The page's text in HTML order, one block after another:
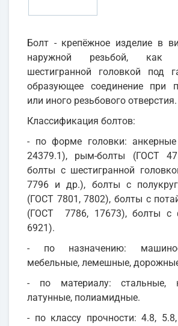
Болт - крепёжное изделие в
наружной резьбой, как
шестигранной головкой под
образующее соединение при
или иного резьбового отверстия.
Классификация болтов:
- по форме головки:
24379.1), рым-болты (ГОСТ
болты с шестигранной
7796 и др.), болты с
(ГОСТ 7801, 7802), болты с
(ГОСТ 7786, 17673), болты с
6921).
- по назначению:
мебельные, лемешные,
- по материалу: стальные,
латунные, полиамидные.
- по классу прочности: 4.8,